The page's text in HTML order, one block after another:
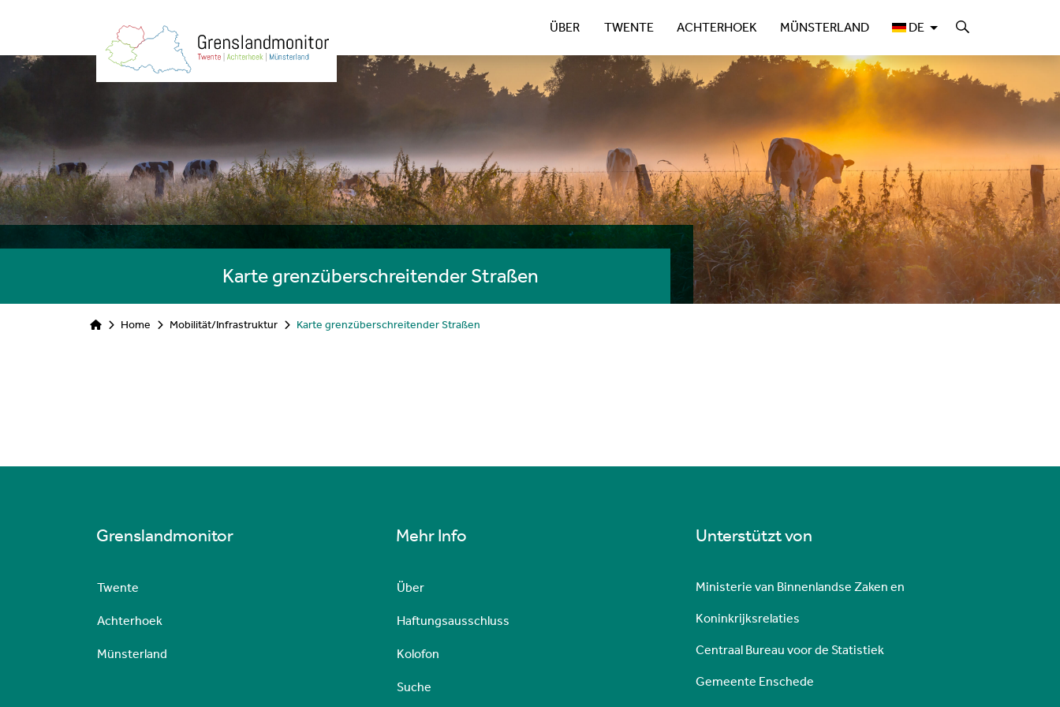
ÜBER TWENTE ACHTERHOEK MÜNSTERLAND DE
Karte grenzüberschreitender Straßen
Home Mobilität/Infrastruktur Karte grenzüberschreitender Straßen
Grenslandmonitor
Twente
Achterhoek
Münsterland
Mehr Info
Über
Haftungsausschluss
Kolofon
Suche
Unterstützt von
Ministerie van Binnenlandse Zaken en
Koninkrijksrelaties
Centraal Bureau voor de Statistiek
Gemeente Enschede